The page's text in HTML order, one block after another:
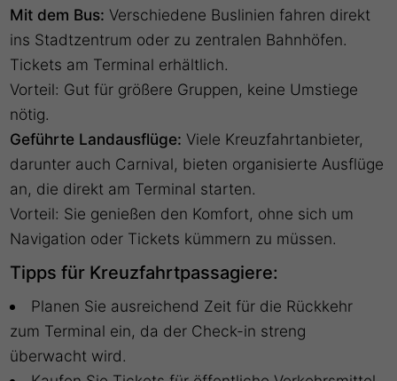
Mit dem Bus:Verschiedene Buslinien fahren direkt
ins Stadtzentrum oder zu zentralen Bahnhöfen.
Tickets am Terminal erhältlich.
Vorteil: Gut für größere Gruppen, keine Umstiege
nötig.
Geführte Landausflüge:Viele Kreuzfahrtanbieter,
darunter auch Carnival, bieten organisierte Ausflüge
an, die direkt am Terminal starten.
Vorteil: Sie genießen den Komfort, ohne sich um
Navigation oder Tickets kümmern zu müssen.
Tipps für Kreuzfahrtpassagiere:
Planen Sie ausreichend Zeit für die Rückkehr
zum Terminal ein, da der Check-in streng
überwacht wird.